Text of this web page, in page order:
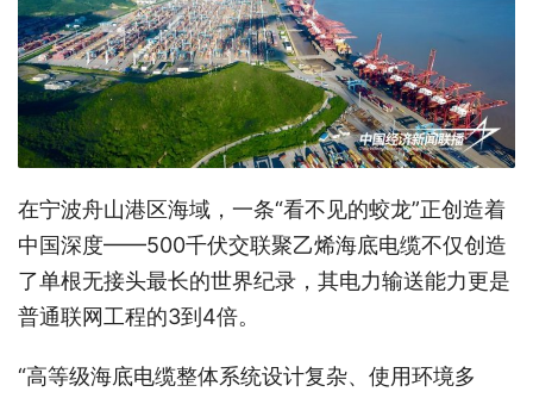
在宁波舟山港区海域，一条“看不见的蛟龙”正创造着
中国深度——500千伏交联聚乙烯海底电缆不仅创造
了单根无接头最长的世界纪录，其电力输送能力更是
普通联网工程的3到4倍。
“高等级海底电缆整体系统设计复杂、使用环境多